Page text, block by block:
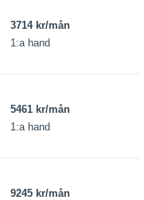
3714 kr/mån
1:a hand
5461 kr/mån
1:a hand
9245 kr/mån